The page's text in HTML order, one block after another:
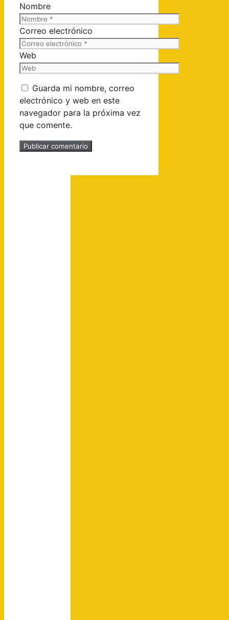
Nombre
Correo electrónico
Web
Guarda mi nombre, correo
electrónico y web en este
navegador para la próxima vez
que comente.